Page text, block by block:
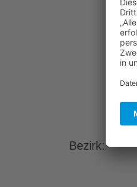
Bezirk: